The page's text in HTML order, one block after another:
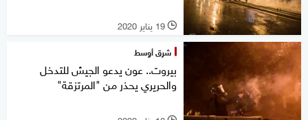
l 19 يناير 2020
شرق أوسط
بيروت.. عون يدعو الجيش للتدخل
والحريري يحذر من "المرتزقة"